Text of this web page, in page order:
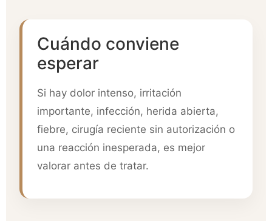
Cuándo conviene
esperar
Si hay dolor intenso, irritación
importante, infección, herida abierta,
fiebre, cirugía reciente sin autorización o
una reacción inesperada, es mejor
valorar antes de tratar.